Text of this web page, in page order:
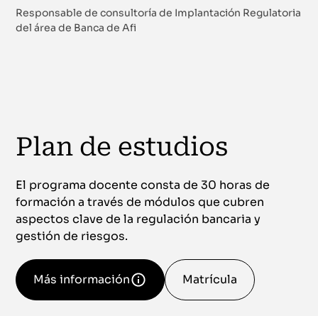
Responsable de consultoría de Implantación Regulatoria
del área de Banca de Afi
Plan de estudios
El programa docente consta de 30 horas de
formación a través de módulos que cubren
aspectos clave de la regulación bancaria y
gestión de riesgos.
Más información Matrícula